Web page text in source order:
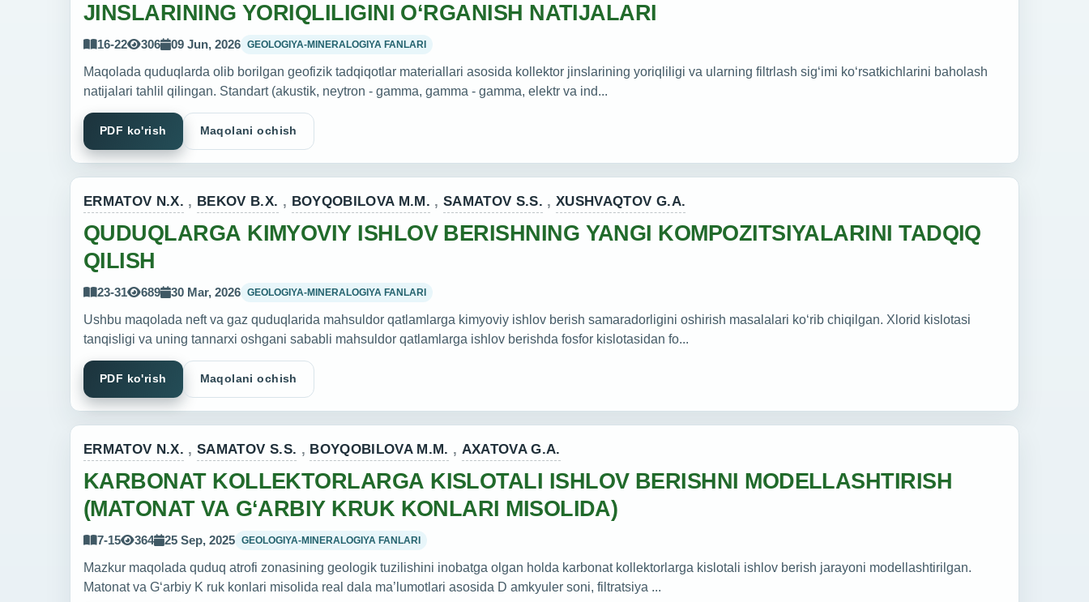
JINSLARINING YORIQLILIGINI O‘RGANISH NATIJALARI
16-22 306 09 Jun, 2026 GEOLOGIYA-MINERALOGIYA FANLARI
Maqolada quduqlarda olib borilgan geofizik tadqiqotlar materiallari asosida kollektor jinslarining yoriqliligi va ularning filtrlash sig‘imi ko‘rsatkichlarini baholash
natijalari tahlil qilingan. Standart (akustik, neytron - gamma, gamma - gamma, elektr va ind...
PDF ko'rish Maqolani ochish
ERMATOV N.X. , BEKOV B.X. , BOYQOBILOVA M.M. ,SAMATOV S.S. ,XUSHVAQTOV G.A.
QUDUQLARGA KIMYOVIY ISHLOV BERISHNING YANGI KOMPOZITSIYALARINI TADQIQ
QILISH
23-31 689 30 Mar, 2026 GEOLOGIYA-MINERALOGIYA FANLARI
Ushbu maqolada neft va gaz quduqlarida mahsuldor qatlamlarga kimyoviy ishlov berish samaradorligini oshirish masalalari ko‘rib chiqilgan. Xlorid kislotasi
tanqisligi va uning tannarxi oshgani sababli mahsuldor qatlamlarga ishlov berishda fosfor kislotasidan fo...
PDF ko'rish Maqolani ochish
ERMATOV N.X. ,SAMATOV S.S. , BOYQOBILOVA M.M. , AXATOVA G.A.
KARBONAT KOLLEKTORLARGA KISLOTALI ISHLOV BERISHNI MODELLASHTIRISH
(MATONAT VA G‘ARBIY KRUK KONLARI MISOLIDA)
7-15 364 25 Sep, 2025 GEOLOGIYA-MINERALOGIYA FANLARI
Mazkur maqolada quduq atrofi zonasining geologik tuzilishini inobatga olgan holda karbonat kollektorlarga kislotali ishlov berish jarayoni modellashtirilgan.
Matonat va G‘arbiy K ruk konlari misolida real dala ma’lumotlari asosida D amkyuler soni, filtratsiya ...